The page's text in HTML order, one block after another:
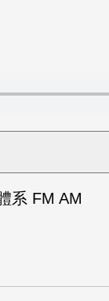
系 FM AM